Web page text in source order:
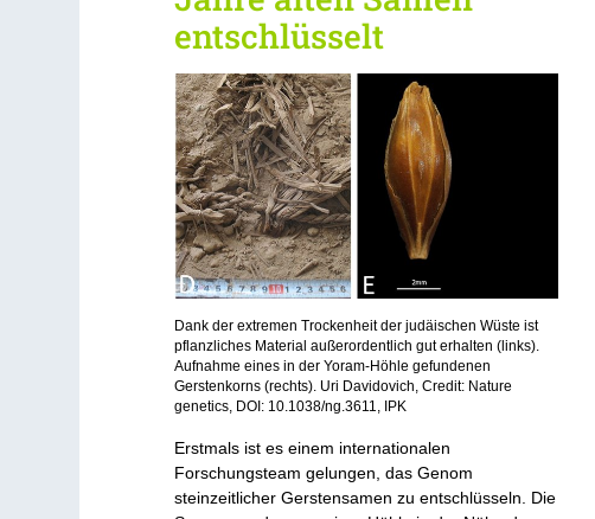
entschlüsselt
Dank der extremen Trockenheit der judäischen Wüste ist
pflanzliches Material außerordentlich gut erhalten (links).
Aufnahme eines in der Yoram-Höhle gefundenen
Gerstenkorns (rechts). Uri Davidovich, Credit: Nature
genetics, DOI: 10.1038/ng.3611, IPK
Erstmals ist es einem internationalen
Forschungsteam gelungen, das Genom
steinzeitlicher Gerstensamen zu entschlüsseln. Die